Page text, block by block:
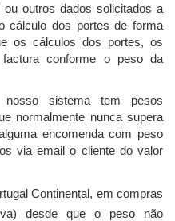
outros dados solicitados a
cálculo dos portes de forma
os cálculos dos portes, os
conforme o peso da
sistema tem pesos
normalmente nunca supera
encomenda com peso
via email o cliente do valor
Continental, em compras
desde que o peso não